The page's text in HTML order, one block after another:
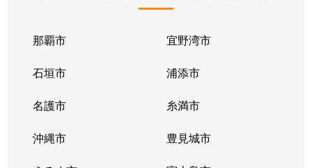
那覇市 宜野湾市
石垣市 浦添市
名護市 糸満市
沖縄市 豊見城市